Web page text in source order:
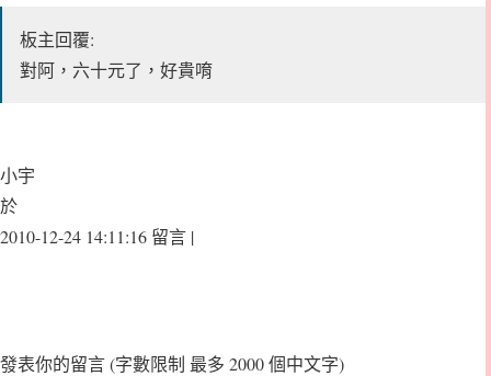
板主回覆:
對阿，六十元了，好貴唷
小宇
於
2010-12-24 14:11:16 留言 |
發表你的留言(字數限制 最多 2000 個中文字)